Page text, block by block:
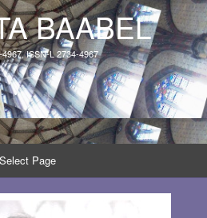
BAABEL
ISSN-L 2734-4967
Select Page